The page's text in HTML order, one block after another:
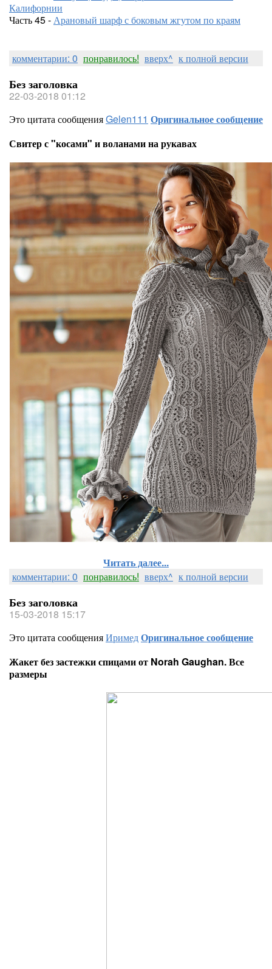
Калифорнии
Часть 45 -Арановый шарф с боковым жгутом по краям
комментарии: 0 понравилось! вверх^ к полной версии
Без заголовка
22-03-2018 01:12
Это цитата сообщенияGelen111 Оригинальное сообщение
Свитер с "косами" и воланами на рукавах
Читать далее...
комментарии: 0 понравилось! вверх^ к полной версии
Без заголовка
15-03-2018 15:17
Это цитата сообщенияИримедОригинальное сообщение
Жакет без застежки спицами от Norah Gaughan. Все
размеры